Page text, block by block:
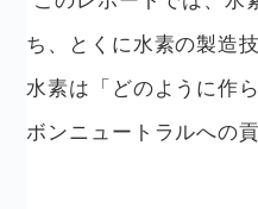
ち、とくに水素の製造
水素は「どのように作
ボンニュートラルへの